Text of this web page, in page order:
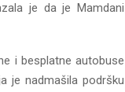
je da je Mamdani
i besplatne autobuse
je nadmašila podršku